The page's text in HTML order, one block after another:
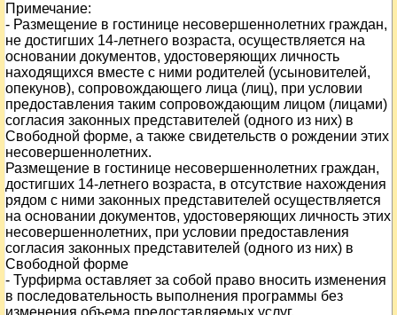
Примечание:
- Размещение в гостинице несовершеннолетних граждан,
не достигших 14-летнего возраста, осуществляется на
основании документов, удостоверяющих личность
находящихся вместе с ними родителей (усыновителей,
опекунов), сопровождающего лица (лиц), при условии
предоставления таким сопровождающим лицом (лицами)
согласия законных представителей (одного из них) в
Свободной форме, а также свидетельств о рождении этих
несовершеннолетних.
Размещение в гостинице несовершеннолетних граждан,
достигших 14-летнего возраста, в отсутствие нахождения
рядом с ними законных представителей осуществляется
на основании документов, удостоверяющих личность этих
несовершеннолетних, при условии предоставления
согласия законных представителей (одного из них) в
Свободной форме
- Турфирма оставляет за собой право вносить изменения
в последовательность выполнения программы без
изменения объема предоставляемых услуг.